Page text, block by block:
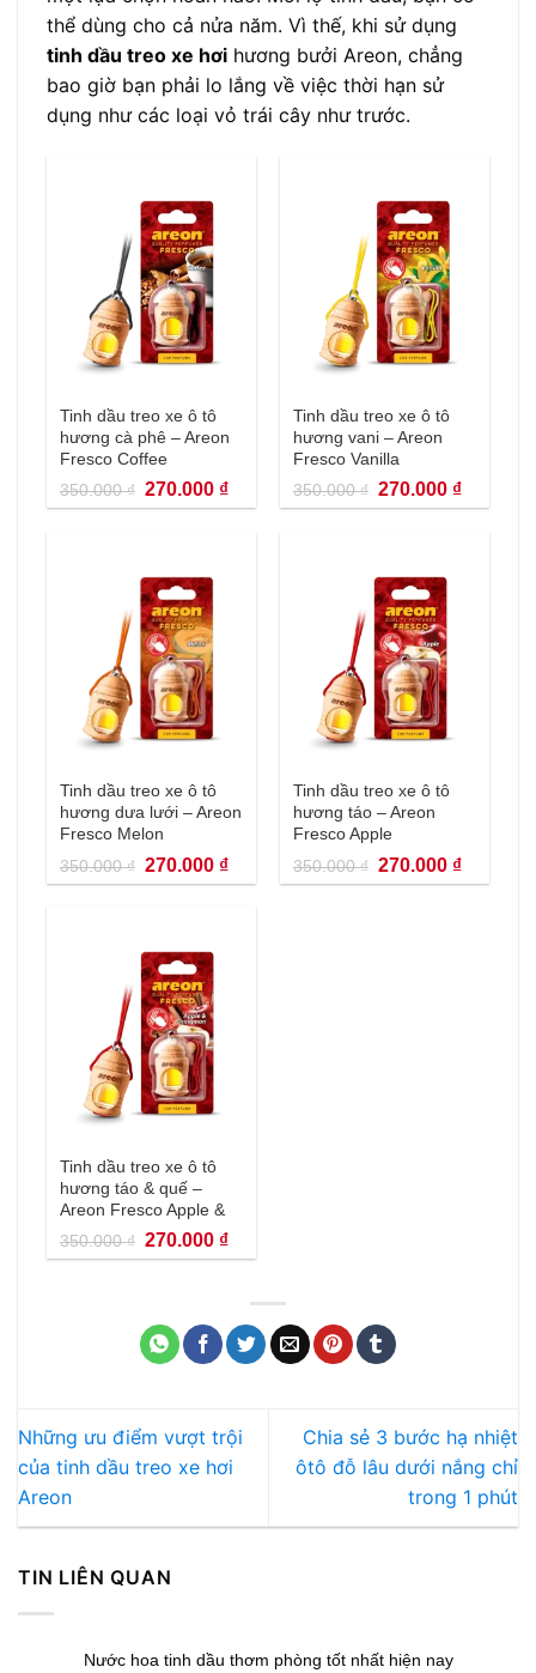
thể dùng cho cả nửa năm. Vì thế, khi sử dụng
tinh dầu treo xe hơi hương bưởi Areon, chẳng
bao giờ bạn phải lo lắng về việc thời hạn sử
dụng như các loại vỏ trái cây như trước.
Tinh dầu treo xe ô tô
hương cà phê – Areon
Fresco Coffee
350.000₫ Giá
gốc
là:
270.000 ₫Giá
hiện
tại
Tinh dầu treo xe ô tô
hương vani – Areon
Fresco Vanilla
350.000₫ Giá
gốc
là:
270.000 ₫Giá
hiện
tại
Tinh dầu treo xe ô tô
hương dưa lưới – Areon
Fresco Melon
350.000₫ Giá
gốc
là:
270.000 ₫Giá
hiện
tại
Tinh dầu treo xe ô tô
hương táo – Areon
Fresco Apple
350.000₫ Giá
gốc
là:
270.000 ₫Giá
hiện
tại
Tinh dầu treo xe ô tô
hương táo & quế –
Areon Fresco Apple &
Cinnamon
350.000₫ Giá
gốc
là:
270.000 ₫Giá
hiện
tại
270.000 ₫.
Những ưu điểm vượt trội
của tinh dầu treo xe hơi
Areon
Chia sẻ 3 bước hạ nhiệt
ôtô đỗ lâu dưới nắng chỉ
trong 1 phút
TIN LIÊN QUAN
Nước hoa tinh dầu thơm phòng tốt nhất hiện nay